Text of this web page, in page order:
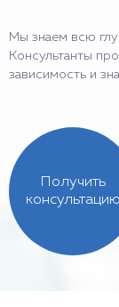
Мы знаем всю
Консультанты
зависимость и
Получить
консультацию